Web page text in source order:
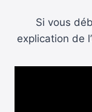
Si vous
explication de